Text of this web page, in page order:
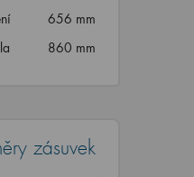
656 mm
860 mm
zásuvek